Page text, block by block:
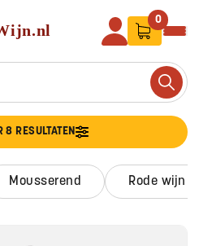
Search
0
8 RESULTATEN
mousserend rode wijn